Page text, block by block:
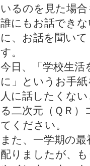
いるのを見た場
誰にもお話でき
に、お話を聞い
す。
今日、「学校生
に」というお手
人に話したくな
る二次元（ＱＲ
てください。
また、一学期の
配りましたが、